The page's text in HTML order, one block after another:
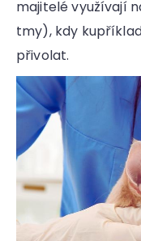
majitelé využívají
tmy), kdy
přivolat.